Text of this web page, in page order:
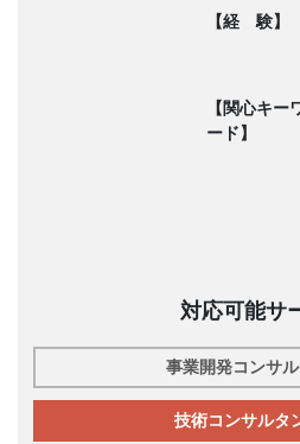
【経 験】
【関心キー
ード】
対応可能サ
事業開発コンサ
技術コンサルタ